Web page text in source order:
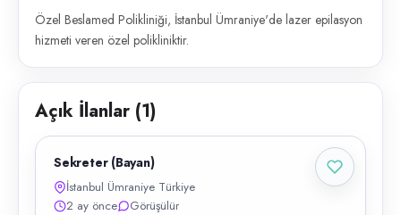
Özel Beslamed Polikliniği, İstanbul Ümraniye'de lazer epilasyon
hizmeti veren özel polikliniktir.
Açık İlanlar (1)
Sekreter (Bayan)
İstanbul Ümraniye Türkiye
2 ay önce
Görüşülür